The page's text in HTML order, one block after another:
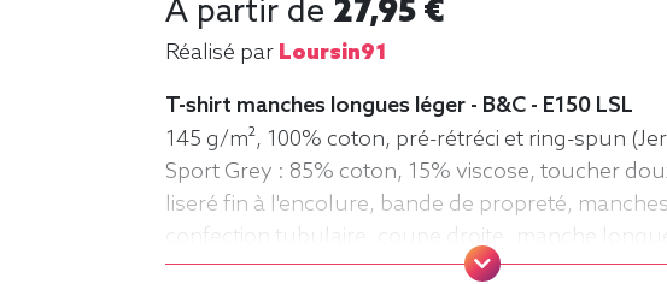
A partir de 27,95 €
Réalisé par Loursin91
T-shirt manches longues léger - B&C - E150 LSL
145 g/m², 100% coton, pré-rétréci et ring-spun
Sport Grey : 85% coton, 15% viscose, toucher
liseré fin à l'encolure, bande de propreté,
confection tubulaire, coupe droite. manche
Léger, Homme, Col rond, B&C